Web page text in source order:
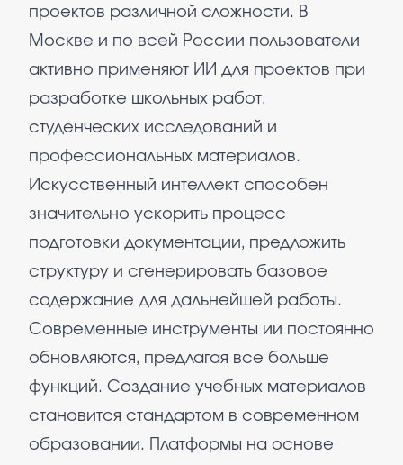
проектов различной сложности. В
Москве и по всей России пользователи
активно применяют ИИ для проектов при
разработке школьных работ,
студенческих исследований и
профессиональных материалов.
Искусственный интеллект способен
значительно ускорить процесс
подготовки документации, предложить
структуру и сгенерировать базовое
содержание для дальнейшей работы.
Современные инструменты ии постоянно
обновляются, предлагая все больше
функций. Создание учебных материалов
становится стандартом в современном
образовании. Платформы на основе